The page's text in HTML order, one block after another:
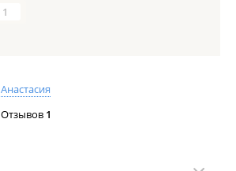
1
Анастасия
Отзывов 1